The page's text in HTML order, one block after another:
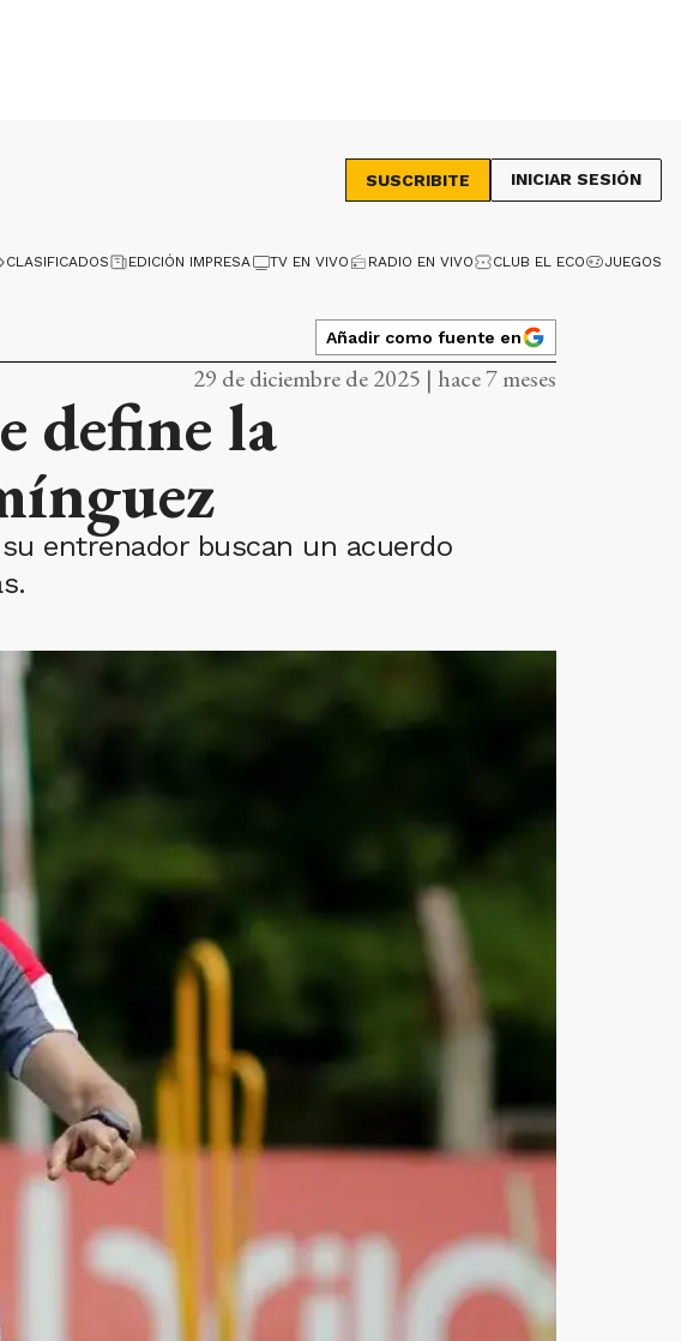
SUSCRIBITE INICIAR SESIÓN
CLASIFICADOS EDICIÓN IMPRESA TV EN VIVO RADIO EN VIVO CLUB EL ECO JUEGOS
Añadir como fuente en
29 de diciembre de 2025 | hace 7 meses
define la
entrenador buscan un acuerdo